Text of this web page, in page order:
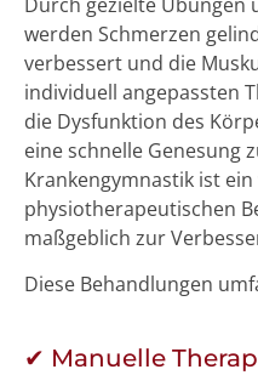
werden Schmerzen
verbessert und die
individuell angepassten
die Dysfunktion des
eine schnelle Genesung
Krankengymnastik ist
physiotherapeutischen
maßgeblich zur
Diese Behandlungen
✔ Manuelle